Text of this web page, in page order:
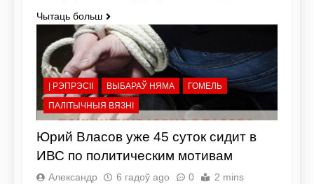
Чытаць больш
| РЭПРЭСІІ ВЫБАРАЎ НЯМА
ГОМЕЛЬ
ПАЛІТЫЧНЫЯ ВЯЗНІ
Юрий Власов уже 45 суток сидит в
ИВС по политическим мотивам
Александр 6 гадоў ago 0 2 mins